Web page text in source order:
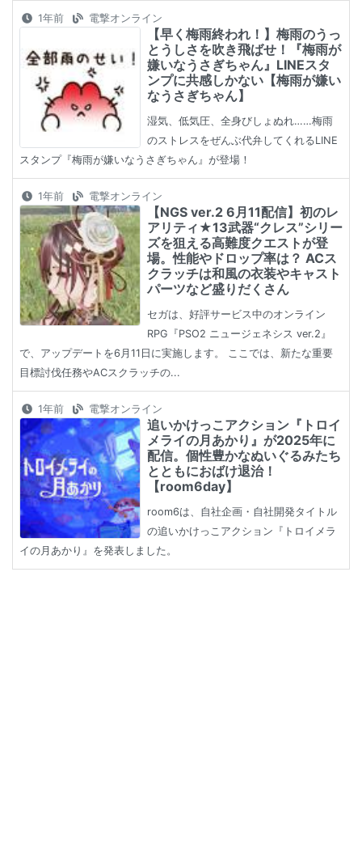
1年前 電撃オンライン
【早く梅雨終われ！】梅雨のうっ
とうしさを吹き飛ばせ！『梅雨が
嫌いなうさぎちゃん』LINEスタ
ンプに共感しかない【梅雨が嫌い
なうさぎちゃん】
湿気、低気圧、全身びしょぬれ……梅雨
のストレスをぜんぶ代弁してくれるLINE
スタンプ『梅雨が嫌いなうさぎちゃん』が登場！
1年前 電撃オンライン
【NGS ver.2 6月11配信】初のレ
アリティ★13武器“クレス”シリー
ズを狙える高難度クエストが登
場。性能やドロップ率は？ ACス
クラッチは和風の衣装やキャスト
パーツなど盛りだくさん
セガは、好評サービス中のオンライン
RPG『PSO2 ニュージェネシス ver.2』
で、アップデートを6月11日に実施します。 ここでは、新たな重要
目標討伐任務やACスクラッチの...
1年前 電撃オンライン
追いかけっこアクション『トロイ
メライの月あかり』が2025年に
配信。個性豊かなぬいぐるみたち
とともにおばけ退治！
【room6day】
room6は、自社企画・自社開発タイトル
の追いかけっこアクション『トロイメラ
イの月あかり』を発表しました。